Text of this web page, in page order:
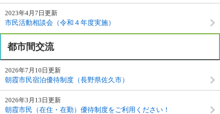
2023年4月7日更新
市民活動相談会（令和４年度実施）
都市間交流
2026年7月10日更新
朝霞市民宿泊優待制度（長野県佐久市）
2026年3月13日更新
朝霞市民（在住・在勤）優待制度をご利用ください！